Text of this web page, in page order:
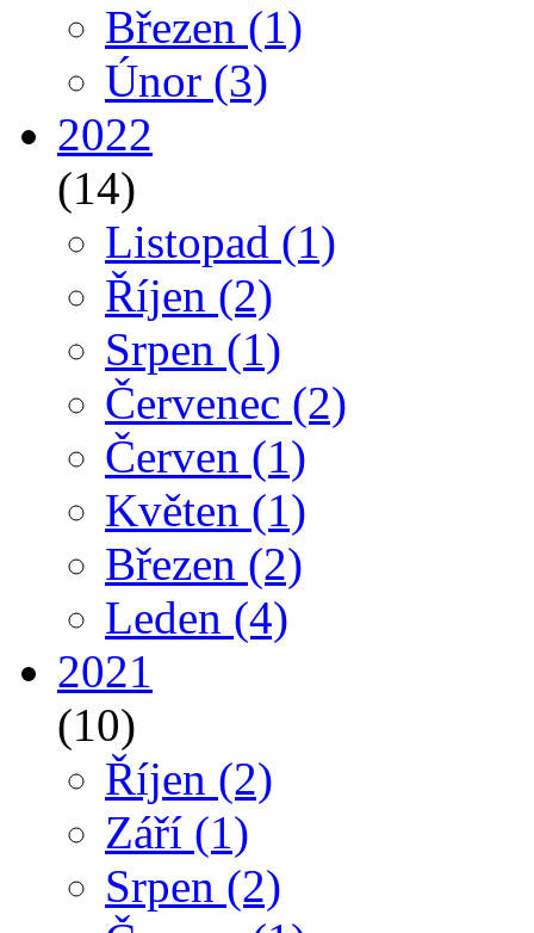
Březen (1)
Únor (3)
2022
(14)
Listopad (1)
Říjen (2)
Srpen (1)
Červenec (2)
Červen (1)
Květen (1)
Březen (2)
Leden (4)
2021
(10)
Říjen (2)
Září (1)
Srpen (2)